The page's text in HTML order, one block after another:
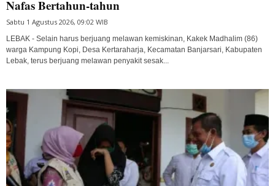
Nafas Bertahun-tahun
Sabtu 1 Agustus 2026, 09:02 WIB
LEBAK - Selain harus berjuang melawan kemiskinan, Kakek Madhalim (86)
warga Kampung Kopi, Desa Kertaraharja, Kecamatan Banjarsari, Kabupaten
Lebak, terus berjuang melawan penyakit sesak...